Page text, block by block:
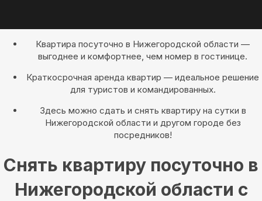
Квартира посуточно в Нижегородской области —
выгоднее и комфортнее, чем номер в гостинице.
Краткосрочная аренда квартир — идеальное решение
для туристов и командированных.
Здесь можно сдать и снять квартиру на сутки в
Нижегородской области и другом городе без
посредников!
Снять квартиру посуточно в
Нижегородской области с